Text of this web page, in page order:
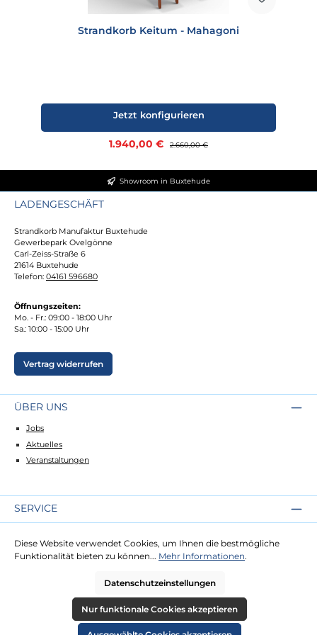
Strandkorb Keitum - Mahagoni
Verkaufspreis:
1.940,00 € Regulärer Preis:
2.660,00 €
Jetzt konfigurieren
Showroom in Buxtehude
LADENGESCHÄFT
Strandkorb Manufaktur Buxtehude
Gewerbepark Ovelgönne
Carl-Zeiss-Straße 6
21614 Buxtehude
Telefon: 04161 596680
Öffnungszeiten:
Mo. - Fr.: 09:00 - 18:00 Uhr
Sa.: 10:00 - 15:00 Uhr
Vertrag widerrufen
ÜBER UNS
Jobs
Aktuelles
Veranstaltungen
SERVICE
Lieferung
Zahlung
RECHTLICHES
Diese Website verwendet Cookies, um Ihnen die bestmögliche
Funktionalität bieten zu können... Mehr Informationen.
Datenschutzeinstellungen
Nur funktionale Cookies akzeptieren